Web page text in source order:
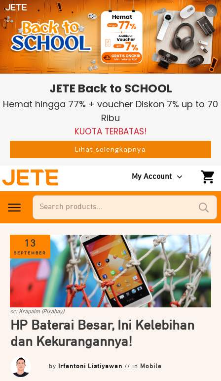
My Account
Search
13
SEPTEMBER
sc: Krapalm (Pixabay)
HP Baterai Besar, Ini Kelebihan
dan Kekurangannya!
by Irfantoni Listiyawan // in Mobile
JETE Back to SCHOOL
Hemat hingga 77% + voucher Diskon 7% up to 70
Ribu
KUOTA TERBATAS!
Lihat selengkapnya